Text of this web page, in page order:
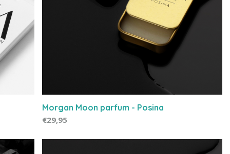
Morgan Moon parfum - Posina
€29,95